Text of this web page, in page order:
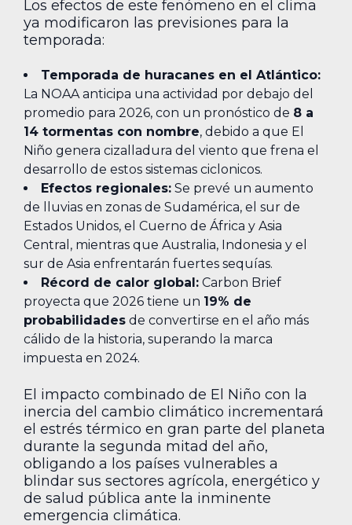
Los efectos de este fenómeno en el clima
ya modificaron las previsiones para la
temporada:
Temporada de huracanes en el Atlántico:
La NOAA anticipa una actividad por debajo del
promedio para 2026, con un pronóstico de 8 a
14 tormentas con nombre, debido a que El
Niño genera cizalladura del viento que frena el
desarrollo de estos sistemas ciclonicos.
Efectos regionales: Se prevé un aumento
de lluvias en zonas de Sudamérica, el sur de
Estados Unidos, el Cuerno de África y Asia
Central, mientras que Australia, Indonesia y el
sur de Asia enfrentarán fuertes sequías.
Récord de calor global: Carbon Brief
proyecta que 2026 tiene un 19% de
probabilidades de convertirse en el año más
cálido de la historia, superando la marca
impuesta en 2024.
El impacto combinado de El Niño con la
inercia del cambio climático incrementará
el estrés térmico en gran parte del planeta
durante la segunda mitad del año,
obligando a los países vulnerables a
blindar sus sectores agrícola, energético y
de salud pública ante la inminente
emergencia climática.